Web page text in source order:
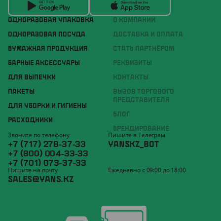
ОДНОРАЗОВАЯ УПАКОВКА
ОДНОРАЗОВАЯ ПОСУДА
БУМАЖНАЯ ПРОДУКЦИЯ
БАРНЫЕ АКСЕССУАРЫ
ДЛЯ ВЫПЕЧКИ
ПАКЕТЫ
ДЛЯ УБОРКИ И ГИГИЕНЫ
РАСХОДНИКИ
О КОМПАНИИ
ДОСТАВКА И ОПЛАТА
СТАТЬ ПАРТНЁРОМ
РЕКВИЗИТЫ
КОНТАКТЫ
ВЫЗОВ ТОРГОВОГО
ПРЕДСТАВИТЕЛЯ
БЛОГ
БРЕНДИРОВАНИЕ
Звоните по телефону
+7 (717) 278-37-33
+7 (800) 004-33-33
+7 (701) 073-37-33
Пишите в Телеграм
YANSKZ_BOT
Пишите на почту
SALES@YANS.KZ
Ежедневно с 09:00 до 18:00